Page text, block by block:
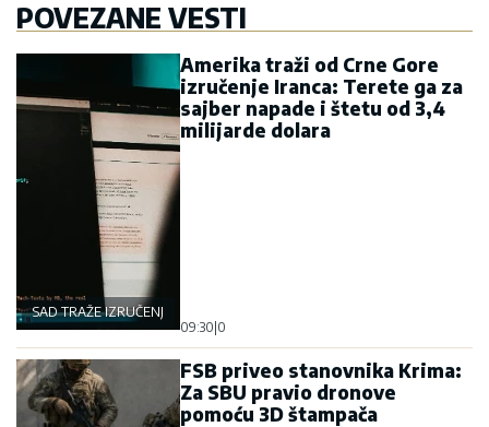
POVEZANE VESTI
SAD TRAŽE IZRUČENJE
Amerika traži od Crne Gore
izručenje Iranca: Terete ga za
sajber napade i štetu od 3,4
milijarde dolara
09:30 0
FSB priveo stanovnika Krima:
Za SBU pravio dronove
pomoću 3D štampača